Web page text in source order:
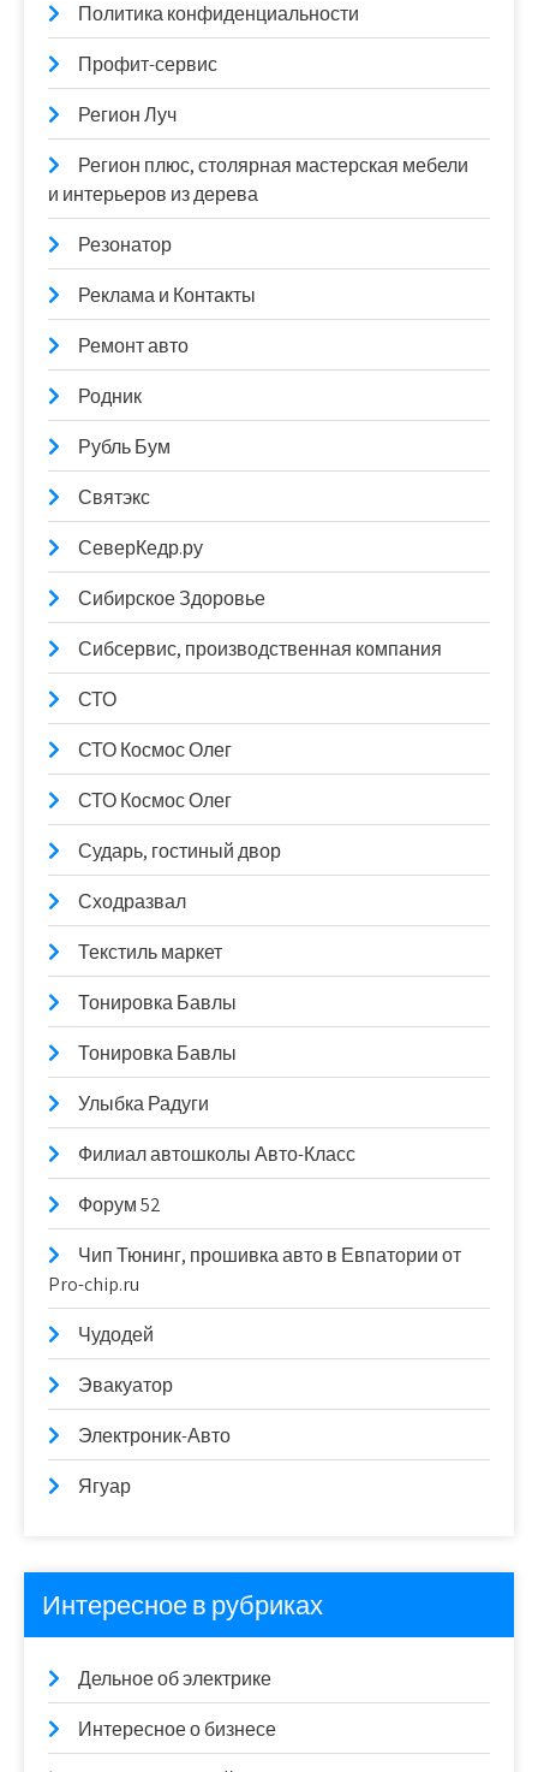
Политика конфиденциальности
Профит-сервис
Регион Луч
Регион плюс, столярная мастерская мебели
и интерьеров из дерева
Резонатор
Реклама и Контакты
Ремонт авто
Родник
Рубль Бум
Святэкс
СеверКедр.ру
Сибирское Здоровье
Сибсервис, производственная компания
СТО
СТО Космос Олег
СТО Космос Олег
Сударь, гостиный двор
Сходразвал
Текстиль маркет
Тонировка Бавлы
Тонировка Бавлы
Улыбка Радуги
Филиал автошколы Авто-Класс
Форум 52
Чип Тюнинг, прошивка авто в Евпатории от
Pro-chip.ru
Чудодей
Эвакуатор
Электроник-Авто
Ягуар
Интересное в рубриках
Дельное об электрике
Интересное о бизнесе